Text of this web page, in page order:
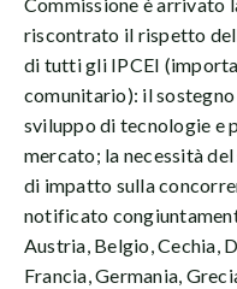
riscontrato il rispetto
di tutti gli IPCEI
comunitario): il
sviluppo di tecnologie e
mercato; la necessità
di impatto sulla
notificato
Austria, Belgio, Cechia,
Francia, Germania,